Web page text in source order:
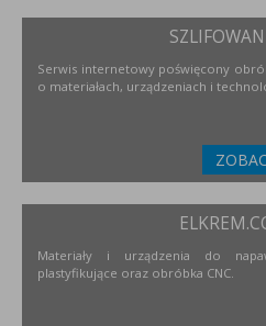
Serwis internetowy poświęcony
o materiałach, urządzeniach i
Materiały i urządzenia do
plastyfikujące oraz obróbka CNC.